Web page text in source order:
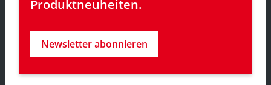
Produktneuheiten.
Newsletter abonnieren